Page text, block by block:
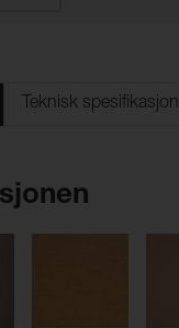
Teknisk spesifikasjon